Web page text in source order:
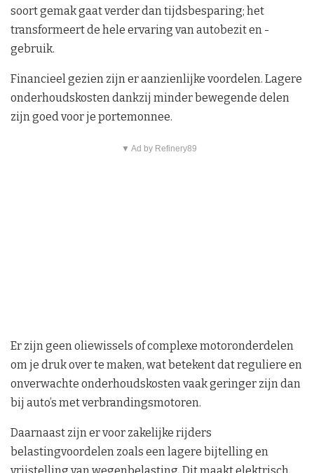
soort gemak gaat verder dan tijdsbesparing; het
transformeert de hele ervaring van autobezit en -
gebruik.
Financieel gezien zijn er aanzienlijke voordelen. Lagere
onderhoudskosten dankzij minder bewegende delen
zijn goed voor je portemonnee.
▼ Ad by Refinery89
Er zijn geen oliewissels of complexe motoronderdelen
om je druk over te maken, wat betekent dat reguliere en
onverwachte onderhoudskosten vaak geringer zijn dan
bij auto’s met verbrandingsmotoren.
Daarnaast zijn er voor zakelijke rijders
belastingvoordelen zoals een lagere bijtelling en